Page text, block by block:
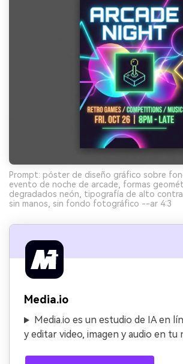
Prompt: póster de diseño gráfico sobre
evento de noche de arcade, formas
degradados neón, tipografía de alto
sin manos, sin fondo fotográfico --ar 4:3
Media.io
Media.io es un estudio de IA en
y editar video, imagen y audio en tu